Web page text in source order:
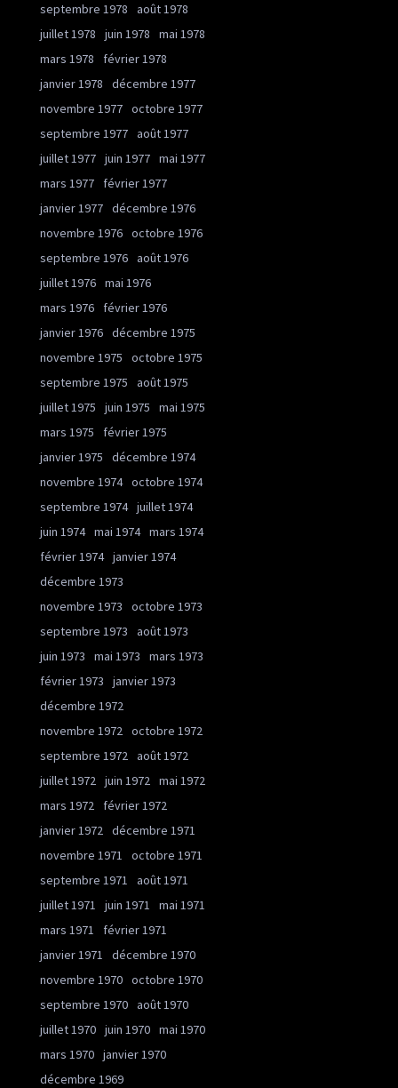
septembre 1978
août 1978
juillet 1978
juin 1978
mai 1978
mars 1978
février 1978
janvier 1978
décembre 1977
novembre 1977 octobre 1977
septembre 1977 août 1977
juillet 1977 juin 1977 mai 1977
mars 1977
février 1977
janvier 1977 décembre 1976
novembre 1976 octobre 1976
septembre 1976 août 1976
juillet 1976 mai 1976
mars 1976
février 1976
janvier 1976 décembre 1975
novembre 1975
octobre 1975
septembre 1975
août 1975
juillet 1975
juin 1975
mai 1975
mars 1975
février 1975
janvier 1975
décembre 1974
novembre 1974 octobre 1974
septembre 1974 juillet 1974
juin 1974 mai 1974 mars 1974
février 1974 janvier 1974
décembre 1973
novembre 1973
octobre 1973
septembre 1973
août 1973
juin 1973
mai 1973
mars 1973
février 1973
janvier 1973
décembre 1972
novembre 1972 octobre 1972
septembre 1972 août 1972
juillet 1972 juin 1972 mai 1972
mars 1972
février 1972
janvier 1972 décembre 1971
novembre 1971
octobre 1971
septembre 1971
août 1971
juillet 1971
juin 1971
mai 1971
mars 1971
février 1971
janvier 1971
décembre 1970
novembre 1970 octobre 1970
septembre 1970 août 1970
juillet 1970 juin 1970 mai 1970
mars 1970 janvier 1970
décembre 1969